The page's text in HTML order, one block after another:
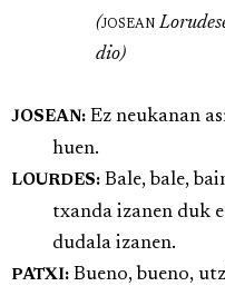
(josean
dio)
JOSEAN: Ez neukanan
huen.
LOURDES: Bale, bale,
txanda izanen duk
dudala izanen.
PATXI: Bueno, bueno,